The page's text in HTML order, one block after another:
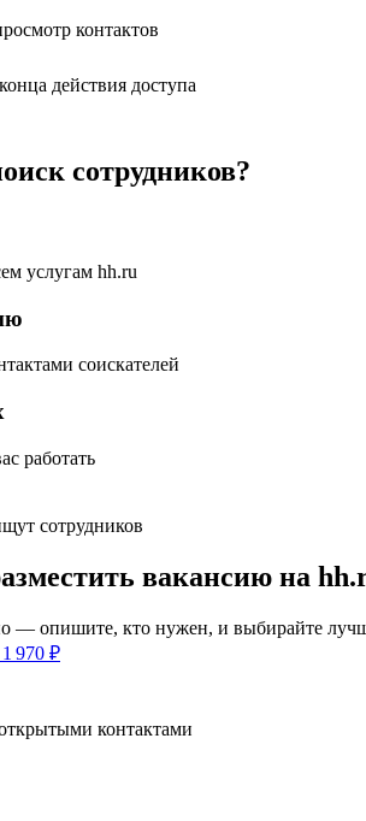
контактов
действия доступа
сотрудников?
услугам hh.ru
соискателей
работать
сотрудников
вакансию на
— опишите, кто нужен, и выбирайте
1 970 ₽
контактами